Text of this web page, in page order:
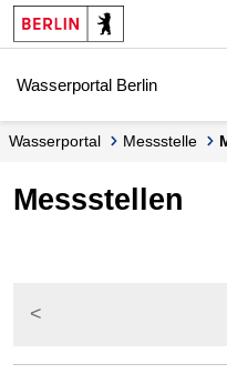
Springe zur Navigation
Springe zum Inhalt
Wasserportal Berlin
Wasserportal Messstelle
Messstellen